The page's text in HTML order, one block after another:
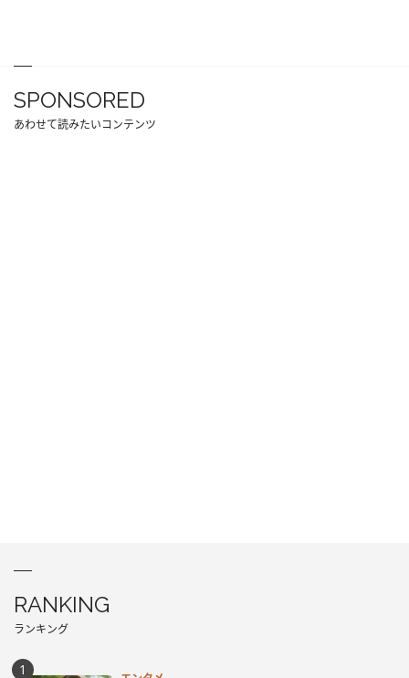
SPONSORED
あわせて読みたいコンテンツ
RANKING
ランキング